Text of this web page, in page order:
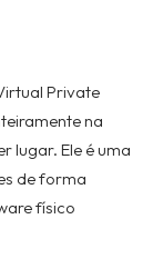
Private
na
lugar. Ele é uma
de forma
físico